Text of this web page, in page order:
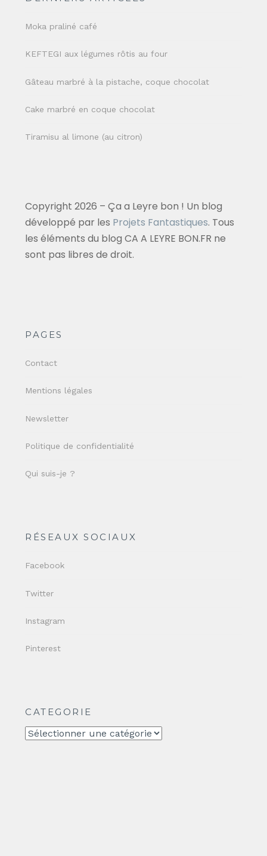
Moka praliné café
KEFTEGI aux légumes rôtis au four
Gâteau marbré à la pistache, coque chocolat
Cake marbré en coque chocolat
Tiramisu al limone (au citron)
Copyright 2026 – Ça a Leyre bon ! Un blog
développé par les Projets Fantastiques. Tous
les éléments du blog CA A LEYRE BON.FR ne
sont pas libres de droit.
PAGES
Contact
Mentions légales
Newsletter
Politique de confidentialité
Qui suis-je ?
RÉSEAUX SOCIAUX
Facebook
Twitter
Instagram
Pinterest
CATEGORIE
CATEGORIE